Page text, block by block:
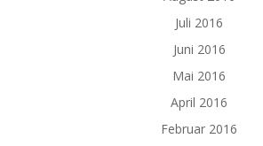
Juli 2016
Juni 2016
Mai 2016
April 2016
Februar 2016